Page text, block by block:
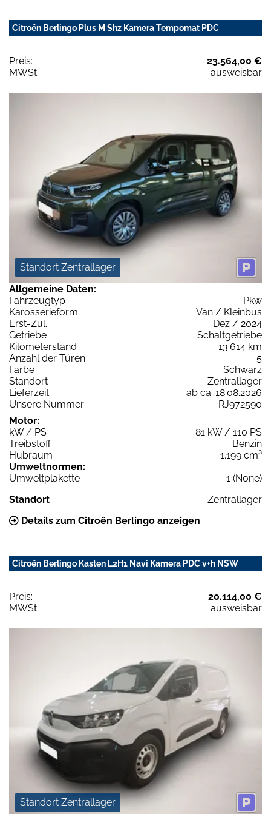
Citroën Berlingo Plus M Shz Kamera Tempomat PDC
Preis:
23.564,00 €
MWSt:
ausweisbar
Standort Zentrallager
Allgemeine Daten:
Fahrzeugtyp
Pkw
Karosserieform
Van / Kleinbus
Erst-Zul.
Dez / 2024
Getriebe
Schaltgetriebe
Kilometerstand
13.614 km
Anzahl der Türen
5
Farbe
Schwarz
Standort
Zentrallager
Lieferzeit
ab ca. 18.08.2026
Unsere Nummer
RJ972590
Motor:
kW / PS
81 kW / 110 PS
Treibstoff
Benzin
Hubraum
1.199 cm³
Umweltnormen:
Umweltplakette
1 (None)
Standort
Zentrallager
Details zum Citroën Berlingo anzeigen
Citroën Berlingo Kasten L2H1 Navi Kamera PDC v+h NSW
Preis:
20.114,00 €
MWSt:
ausweisbar
Standort Zentrallager